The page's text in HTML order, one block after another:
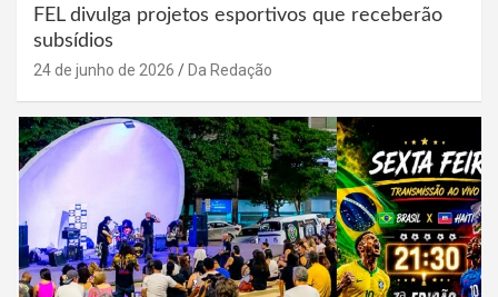
FEL divulga projetos esportivos que receberão
subsídios
24 de junho de 2026 Da Redação